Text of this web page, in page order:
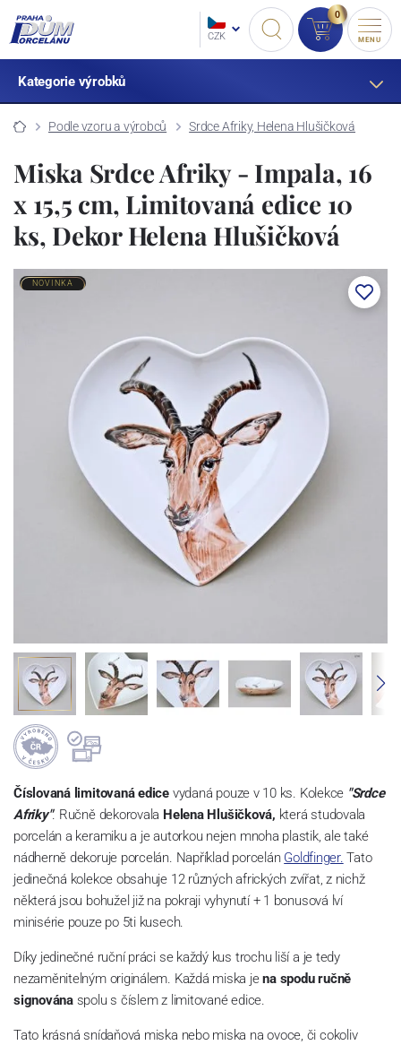
CZK
0
MENU
Kategorie výrobků
Podle vzoru a výrobců Srdce Afriky, Helena Hlušičková
Miska Srdce Afriky - Impala, 16
x 15,5 cm, Limitovaná edice 10
ks, Dekor Helena Hlušičková
NOVINKA
Číslovaná limitovaná edice vydaná pouze v 10 ks. Kolekce "Srdce
Afriky". Ručně dekorovala Helena Hlušičková, která studovala
porcelán a keramiku a je autorkou nejen mnoha plastik, ale také
nádherně dekoruje porcelán. Například porcelán Goldfinger. Tato
jedinečná kolekce obsahuje 12 různých afrických zvířat, z nichž
některá jsou bohužel již na pokraji vyhynutí + 1 bonusová lví
minisérie pouze po 5ti kusech.
Díky jedinečné ruční práci se každý kus trochu liší a je tedy
nezaměnitelným originálem. Každá miska jena spodu ručně
signovánaspolu s číslem z limitované edice.
Tato krásná snídaňová miska nebo miska na ovoce, či cokoliv